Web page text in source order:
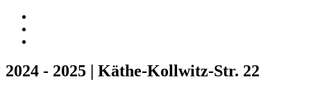
2024 - 2025 | Käthe-Kollwitz-Str. 22